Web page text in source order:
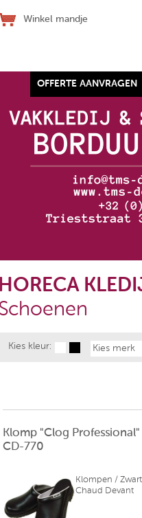
Winkel mandje
OFFERTE AANVRAGEN
SJ ALLFLEX
HORECA
Schoenen
Kies kleur: Kies merk
Klomp "Clog Professional"
CD-770
Klompen /
Chaud Devant